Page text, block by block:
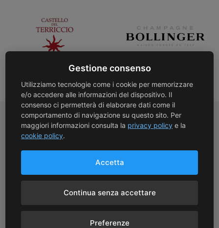
Pagamenti Sicuri
Protezione avanzata con
Spedizioni gratuite con
Consegne Rapide Assistenza Clienti
Gestione consenso
Utilizziamo tecnologie come i cookie per memorizzare
e/o accedere alle informazioni del dispositivo. Il
consenso ci permetterà di elaborare dati come il
comportamento di navigazione su questo sito. Per
maggiori informazioni consulta la privacy policy e la
cookie policy.
Accetta
Continua senza accettare
Preferenze